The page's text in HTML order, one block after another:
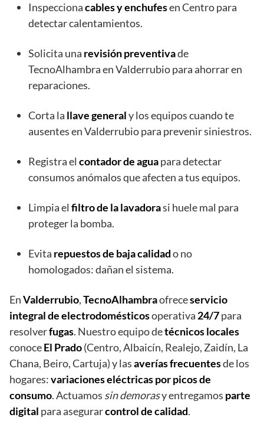
Inspeccionacables y enchufesen Centro para
detectar calentamientos.
Solicita una revisión preventivade
TecnoAlhambra en Valderrubio para ahorrar en
reparaciones.
Corta la llave generaly los equipos cuando te
ausentes en Valderrubio para prevenir siniestros.
Registra el contador de aguapara detectar
consumos anómalos que afecten a tus equipos.
Limpia el filtro de la lavadorasi huele mal para
proteger la bomba.
Evita repuestos de baja calidado no
homologados: dañan el sistema.
EnValderrubio,TecnoAlhambraofreceservicio
integral de electrodomésticosoperativa 24/7para
resolverfugas. Nuestro equipo detécnicos locales
conoceEl Prado(Centro, Albaicín, Realejo, Zaidín, La
Chana, Beiro, Cartuja) y lasaverías frecuentesde los
hogares:variaciones eléctricas por picos de
consumo. Actuamos sin demorasy entregamos parte
digital para asegurarcontrol de calidad.